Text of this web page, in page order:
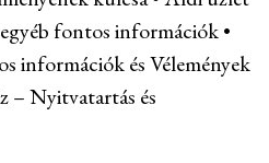
fontos információk•
információk és Vélemények
– Nyitvatartás és